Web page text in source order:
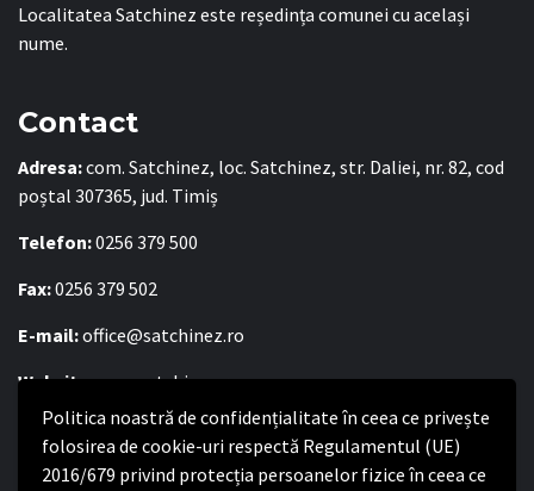
Politica noastră de confidențialitate în ceea ce privește
folosirea de cookie-uri respectă Regulamentul (UE)
2016/679 privind protecția persoanelor fizice în ceea ce
Localitatea Satchinez este reședința comunei cu același
nume.
Contact
Adresa:com. Satchinez, loc. Satchinez, str. Daliei, nr. 82, cod
poștal 307365, jud. Timiș
Telefon:0256 379 500
Fax:0256 379 502
E-mail:office@satchinez.ro
Website:www.satchinez.ro
Program cu publicul:
Luni – Joi:8:00-16:30